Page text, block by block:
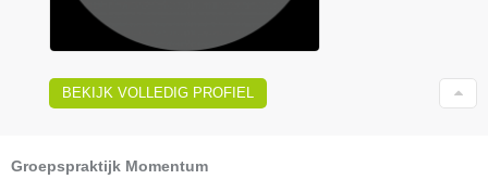
BEKIJK VOLLEDIG PROFIEL
Groepspraktijk Momentum